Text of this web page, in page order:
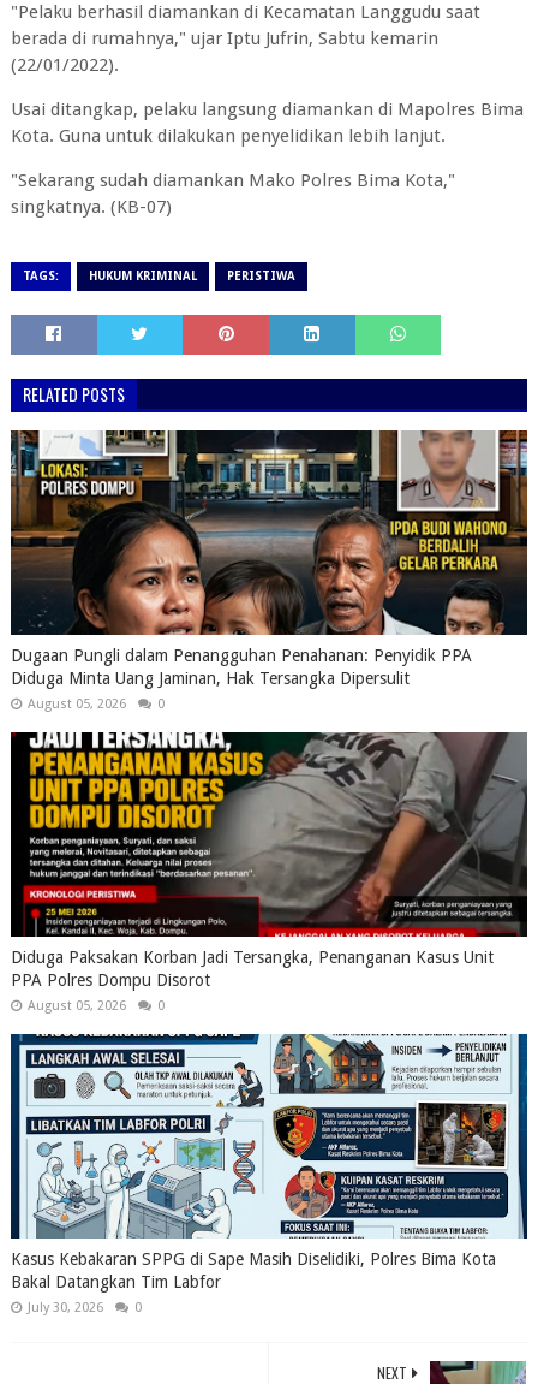
"Pelaku berhasil diamankan di Kecamatan Langgudu saat
berada di rumahnya," ujar Iptu Jufrin, Sabtu kemarin
(22/01/2022).
Usai ditangkap, pelaku langsung diamankan di Mapolres Bima
Kota. Guna untuk dilakukan penyelidikan lebih lanjut.
"Sekarang sudah diamankan Mako Polres Bima Kota,"
singkatnya. (KB-07)
TAGS: HUKUM KRIMINAL PERISTIWA
RELATED POSTS
Dugaan Pungli dalam Penangguhan Penahanan: Penyidik PPA
Diduga Minta Uang Jaminan, Hak Tersangka Dipersulit
August 05, 2026 0
Diduga Paksakan Korban Jadi Tersangka, Penanganan Kasus Unit
PPA Polres Dompu Disorot
August 05, 2026 0
Kasus Kebakaran SPPG di Sape Masih Diselidiki, Polres Bima Kota
Bakal Datangkan Tim Labfor
July 30, 2026 0
NEXT